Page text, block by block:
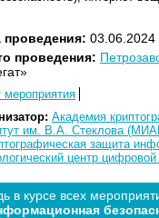
проведения:
проведения:
мероприятия
Академия
им. В.А. Стеклова
защита
центр
в курсе всех